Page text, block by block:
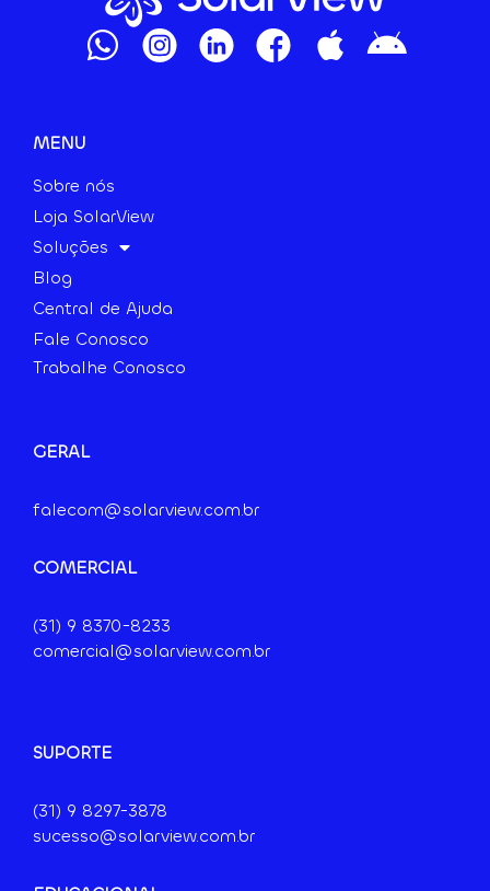
MENU
Sobre nós
Loja SolarView
Soluções
Blog
Central de Ajuda
Fale Conosco
Trabalhe Conosco
GERAL
falecom@solarview.com.br
COMERCIAL
(31) 9 8370-8233
comercial@solarview.com.br
SUPORTE
(31) 9 8297-3878
sucesso@solarview.com.br